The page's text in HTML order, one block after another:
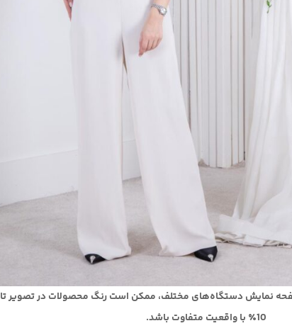
بزرگنمایی تصویر
نمایش دستگاه‌های مختلف، ممکن است رنگ محصولات در تصویر تا
10٪ با واقعیت متفاوت باشد.